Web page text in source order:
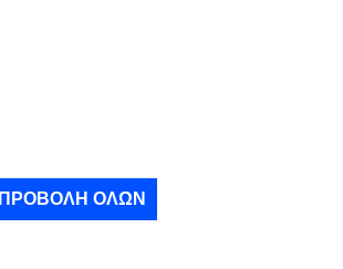
ΠΡΟΒΟΛΉ ΌΛΩΝ